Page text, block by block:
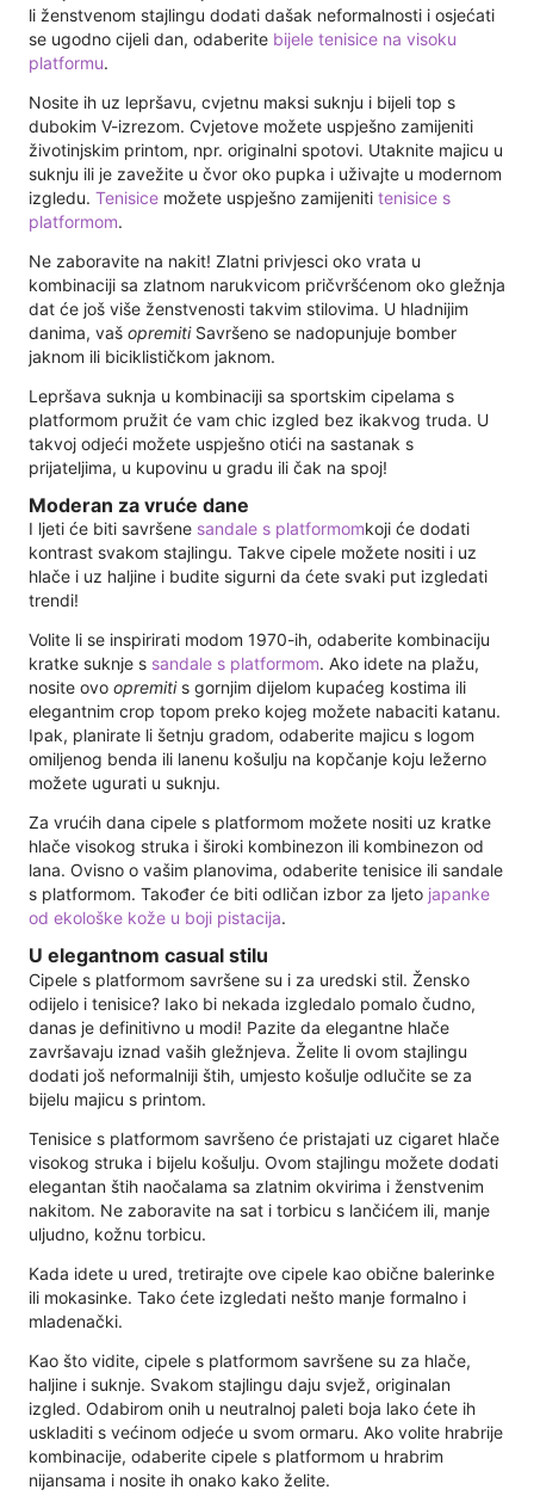
li ženstvenom stajlingu dodati dašak neformalnosti i osjećati
se ugodno cijeli dan, odaberite bijele tenisice na visoku
platformu.
Nosite ih uz lepršavu, cvjetnu maksi suknju i bijeli top s
dubokim V-izrezom. Cvjetove možete uspješno zamijeniti
životinjskim printom, npr. originalni spotovi. Utaknite majicu u
suknju ili je zavežite u čvor oko pupka i uživajte u modernom
izgledu. Tenisice možete uspješno zamijeniti tenisice s
platformom.
Ne zaboravite na nakit! Zlatni privjesci oko vrata u
kombinaciji sa zlatnom narukvicom pričvršćenom oko gležnja
dat će još više ženstvenosti takvim stilovima. U hladnijim
danima, vaš opremitiSavršeno se nadopunjuje bomber
jaknom ili biciklističkom jaknom.
Lepršava suknja u kombinaciji sa sportskim cipelama s
platformom pružit će vam chic izgled bez ikakvog truda. U
takvoj odjeći možete uspješno otići na sastanak s
prijateljima, u kupovinu u gradu ili čak na spoj!
Moderan za vruće dane
I ljeti će biti savršene sandale s platformomkoji će dodati
kontrast svakom stajlingu. Takve cipele možete nositi i uz
hlače i uz haljine i budite sigurni da ćete svaki put izgledati
trendi!
Volite li se inspirirati modom 1970-ih, odaberite kombinaciju
kratke suknje s sandale s platformom. Ako idete na plažu,
nosite ovo opremiti s gornjim dijelom kupaćeg kostima ili
elegantnim crop topom preko kojeg možete nabaciti katanu.
Ipak, planirate li šetnju gradom, odaberite majicu s logom
omiljenog benda ili lanenu košulju na kopčanje koju ležerno
možete ugurati u suknju.
Za vrućih dana cipele s platformom možete nositi uz kratke
hlače visokog struka i široki kombinezon ili kombinezon od
lana. Ovisno o vašim planovima, odaberite tenisice ili sandale
s platformom. Također će biti odličan izbor za ljeto japanke
od ekološke kože u boji pistacija.
U elegantnom casual stilu
Cipele s platformom savršene su i za uredski stil. Žensko
odijelo i tenisice? Iako bi nekada izgledalo pomalo čudno,
danas je definitivno u modi! Pazite da elegantne hlače
završavaju iznad vaših gležnjeva. Želite li ovom stajlingu
dodati još neformalniji štih, umjesto košulje odlučite se za
bijelu majicu s printom.
Tenisice s platformom savršeno će pristajati uz cigaret hlače
visokog struka i bijelu košulju. Ovom stajlingu možete dodati
elegantan štih naočalama sa zlatnim okvirima i ženstvenim
nakitom. Ne zaboravite na sat i torbicu s lančićem ili, manje
uljudno, kožnu torbicu.
Kada idete u ured, tretirajte ove cipele kao obične balerinke
ili mokasinke. Tako ćete izgledati nešto manje formalno i
mladenački.
Kao što vidite, cipele s platformom savršene su za hlače,
haljine i suknje. Svakom stajlingu daju svjež, originalan
izgled. Odabirom onih u neutralnoj paleti boja lako ćete ih
uskladiti s većinom odjeće u svom ormaru. Ako volite hrabrije
kombinacije, odaberite cipele s platformom u hrabrim
nijansama i nosite ih onako kako želite.